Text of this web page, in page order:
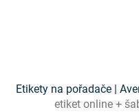
Etikety na pořadače |
etiket online +